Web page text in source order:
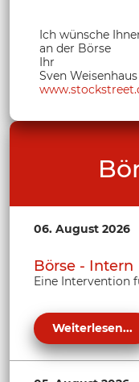
Ich wünsche
an der Börse
Ihr
Sven Weisenhaus
06. August 2026
Börse - Intern
Eine Intervention
Weiterlesen...